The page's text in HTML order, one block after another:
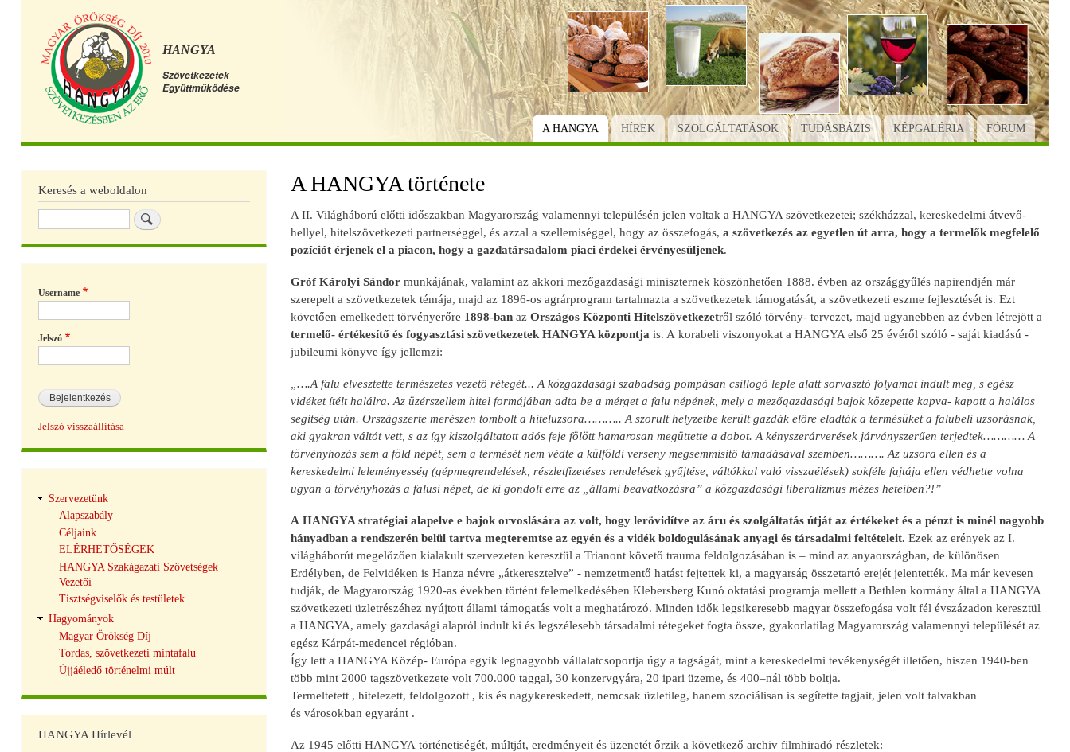
Ugrás
a
tartalomra
HANGYA
Szövetkezetek
Együttműködése
Főmenü
A HANGYA HÍREK SZOLGÁLTATÁSOK TUDÁSBÁZIS KÉPGALÉRIA FÓRUM
A HANGYA története
A II. Világháború előtti időszakban Magyarország valamennyi településén jelen voltak a HANGYA szövetkezetei; székházzal, kereskedelmi átvevő-
hellyel, hitelszövetkezeti partnerséggel, és azzal a szellemiséggel, hogy az összefogás, a szövetkezés az egyetlen út arra, hogy a termelők megfelelő
pozíciót érjenek el a piacon, hogy a gazdatársadalom piaci érdekei érvényesüljenek.
Gróf Károlyi Sándor munkájának, valamint az akkori mezőgazdasági miniszternek köszönhetően 1888. évben az országgyűlés napirendjén már
szerepelt a szövetkezetek témája, majd az 1896-os agrárprogram tartalmazta a szövetkezetek támogatását, a szövetkezeti eszme fejlesztését is. Ezt
követően emelkedett törvényerőre 1898-ban az Országos Központi Hitelszövetkezetről szóló törvény- tervezet, majd ugyanebben az évben létrejött a
termelő- értékesítő és fogyasztási szövetkezetek HANGYA központja is. A korabeli viszonyokat a HANGYA első 25 évéről szóló - saját kiadású -
jubileumi könyve így jellemzi:
„….A falu elvesztette természetes vezető rétegét... A közgazdasági szabadság pompásan csillogó leple alatt sorvasztó folyamat indult meg, s egész
vidéket ítélt halálra. Az üzérszellem hitel formájában adta be a mérget a falu népének, mely a mezőgazdasági bajok közepette kapva- kapott a halálos
segítség után. Országszerte merészen tombolt a hiteluzsora……….. A szorult helyzetbe került gazdák előre eladták a termésüket a falubeli uzsorásnak,
aki gyakran váltót vett, s az így kiszolgáltatott adós feje fölött hamarosan megüttette a dobot. A kényszerárverések járványszerűen terjedtek………… A
törvényhozás sem a föld népét, sem a termését nem védte a külföldi verseny megsemmisítő támadásával szemben………. Az uzsora ellen és a
kereskedelmi leleményesség (gépmegrendelések, részletfizetéses rendelések gyűjtése, váltókkal való visszaélések) sokféle fajtája ellen védhette volna
ugyan a törvényhozás a falusi népet, de ki gondolt erre az „állami beavatkozásra” a közgazdasági liberalizmus mézes heteiben?!”
A HANGYA stratégiai alapelve e bajok orvoslására az volt, hogy lerövidítve az áru és szolgáltatás útját az értékeket és a pénzt is minél nagyobb
hányadban a rendszerén belül tartva megteremtse az egyén és a vidék boldogulásának anyagi és társadalmi feltételeit. Ezek az erények az I.
világháborút megelőzően kialakult szervezeten keresztül a Trianont követő trauma feldolgozásában is – mind az anyaországban, de különösen
Erdélyben, de Felvidéken is Hanza névre „átkeresztelve” - nemzetmentő hatást fejtettek ki, a magyarság összetartó erejét jelentették. Ma már kevesen
tudják, de Magyarország 1920-as években történt felemelkedésében Klebersberg Kunó oktatási programja mellett a Bethlen kormány által a HANGYA
szövetkezeti üzletrészéhez nyújtott állami támogatás volt a meghatározó. Minden idők legsikeresebb magyar összefogása volt fél évszázadon keresztül
a HANGYA, amely gazdasági alapról indult ki és legszélesebb társadalmi rétegeket fogta össze, gyakorlatilag Magyarország valamennyi települését az
egész Kárpát-medencei régióban.
Így lett a HANGYA Közép- Európa egyik legnagyobb vállalatcsoportja úgy a tagságát, mint a kereskedelmi tevékenységét illetően, hiszen 1940-ben
több mint 2000 tagszövetkezete volt 700.000 taggal, 30 konzervgyára, 20 ipari üzeme, és 400–nál több boltja.
Termeltetett , hitelezett, feldolgozott , kis és nagykereskedett, nemcsak üzletileg, hanem szociálisan is segítette tagjait, jelen volt falvakban
és városokban egyaránt .
Az 1945 előtti HANGYA történetiségét, múltját, eredményeit és üzenetét őrzik a következő archiv filmhiradó részletek:
Keresés a weboldalon
Username
Jelszó
Jelszó visszaállítása
navigáció
Szervezetünk
Alapszabály
Céljaink
ELÉRHETŐSÉGEK
HANGYA Szakágazati Szövetségek
Vezetői
Tisztségviselők és testületek
Hagyományok
Magyar Örökség Díj
Tordas, szövetkezeti mintafalu
Újjáéledő történelmi múlt
HANGYA Hírlevél